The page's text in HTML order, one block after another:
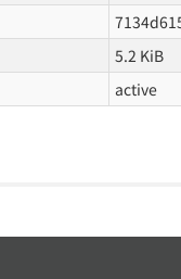
5.2 KiB
active